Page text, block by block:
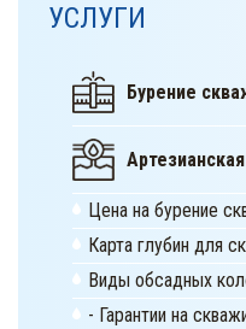
УСЛУГИ
Бурение
Цена на бурение
Карта глубин для
Виды обсадных
- Гарантии на